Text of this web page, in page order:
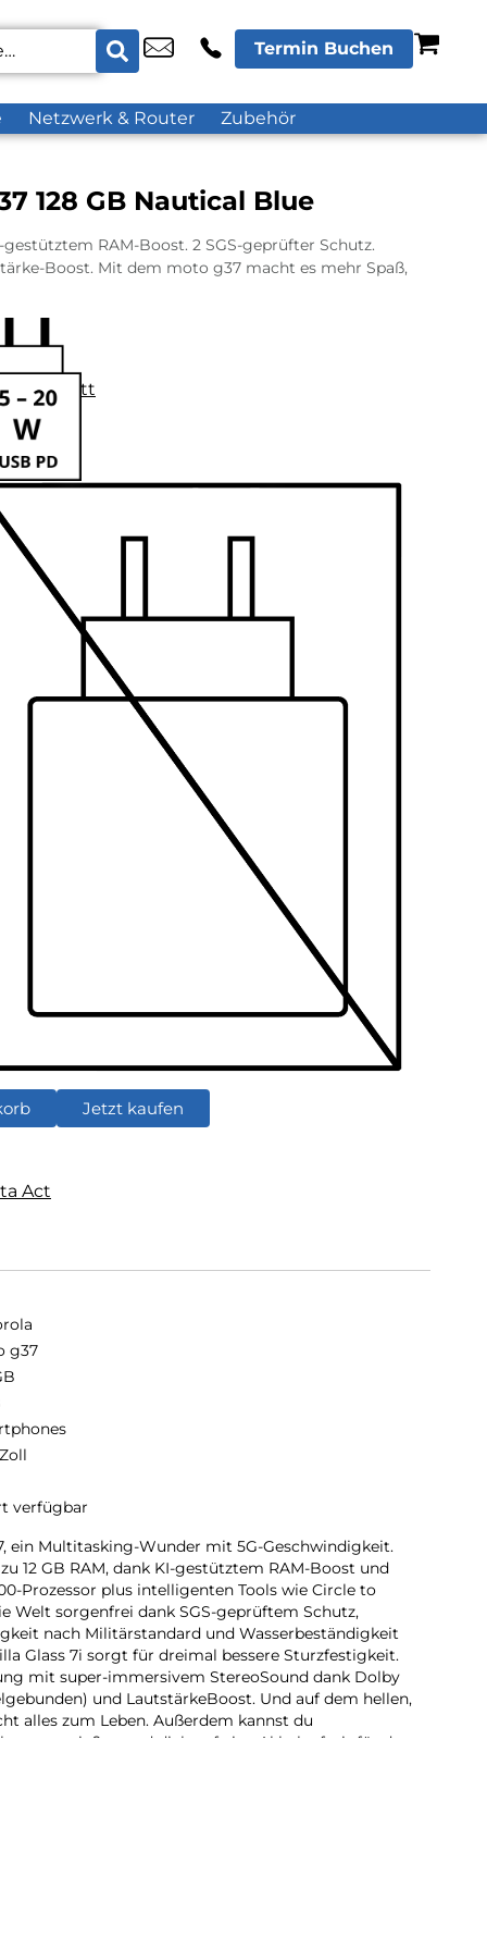
Termin Buchen
Netzwerk & Router Zubehör
128 GB Nautical Blue
RAM-Boost. 2 SGS-geprüfter Schutz.
Boost. Mit dem moto g37 macht es mehr Spaß,
Jetzt kaufen
Act
g37
verfügbar
ein Multitasking-Wunder mit 5G-Geschwindigkeit.
12 GB RAM, dank KI-gestütztem RAM-Boost und
Prozessor plus intelligenten Tools wie Circle to
Welt sorgenfrei dank SGS-geprüftem Schutz,
nach Militärstandard und Wasserbeständigkeit
Glass 7i sorgt für dreimal bessere Sturzfestigkeit.
mit super-immersivem StereoSound dank Dolby
und LautstärkeBoost. Und auf dem hellen,
alles zum Leben. Außerdem kannst du
genießen und dich auf eine Akkulaufzeit für den